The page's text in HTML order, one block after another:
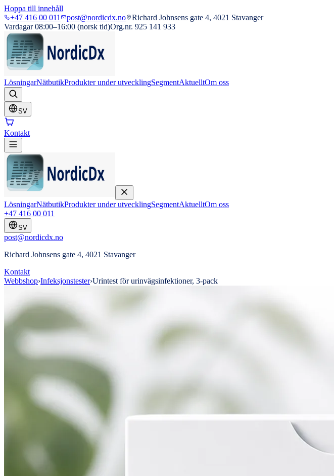
Hoppa till innehåll
+47 416 00 011
post@nordicdx.no
Richard Johnsens gate 4, 4021 Stavanger
Vardagar 08:00–16:00 (norsk tid)Org.nr. 925 141 933
LösningarNätbutikProdukter under utvecklingSegmentAktuelltOm oss
SV
Kontakt
LösningarNätbutikProdukter under utvecklingSegmentAktuelltOm oss
+47 416 00 011
SV
post@nordicdx.no
Richard Johnsens gate 4, 4021 Stavanger
Kontakt
Webbshop›Infeksjonstester›Urintest för urinvägsinfektioner, 3-pack